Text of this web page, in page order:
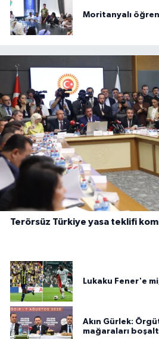
Moritanyalı
Terörsüz Türkiye yasa teklifi
Lukaku Fener'e
Akın Gürlek:
mağaraları